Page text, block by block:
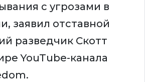
с угрозами в
заявил отставной
разведчик Скотт
YouTube-канала